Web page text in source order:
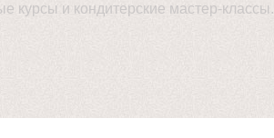
и кондитерские мастер-классы.